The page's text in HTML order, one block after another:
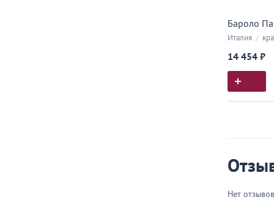
Бароло
Италия /
14 454 ₽
Нет отзывов